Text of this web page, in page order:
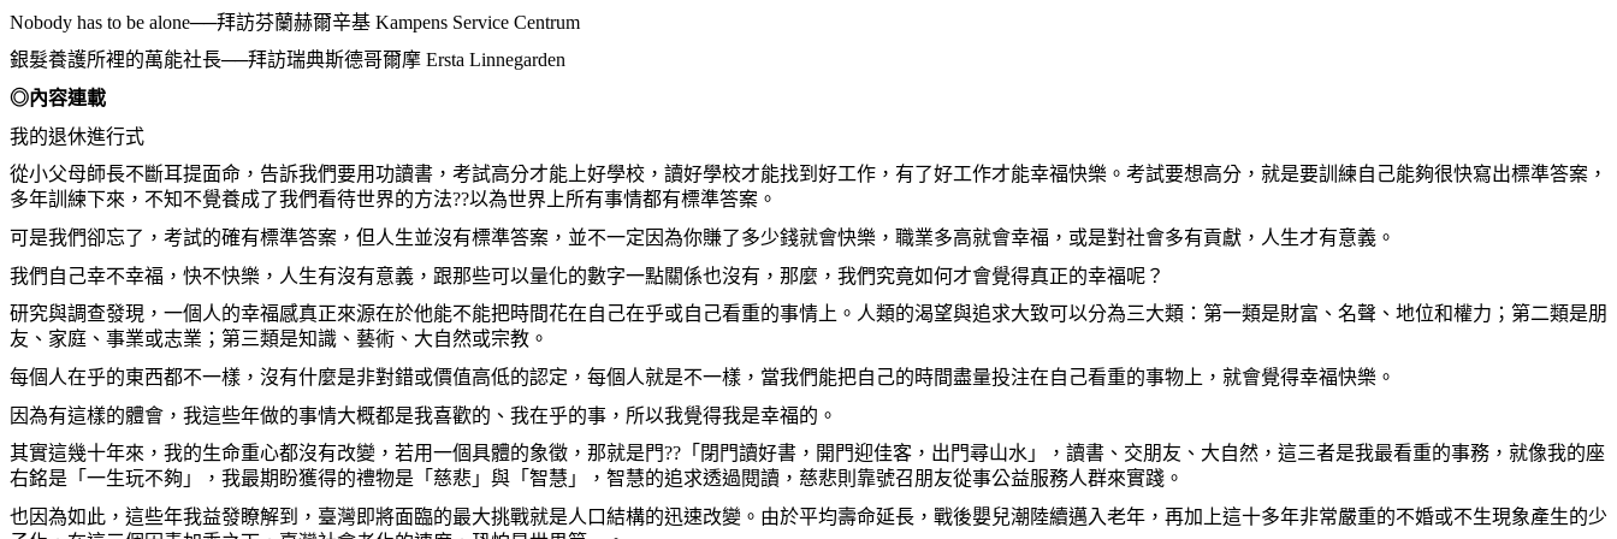
Nobody has to be alone──拜訪芬蘭赫爾辛基 Kampens Service Centrum
銀髮養護所裡的萬能社長──拜訪瑞典斯德哥爾摩 Ersta Linnegarden
◎內容連載
我的退休進行式
從小父母師長不斷耳提面命，告訴我們要用功讀書，考試高分才能上好學校，讀好學校才能找到好工作，有了好工作才能幸福快樂。考試要想高分，就是要訓練自己能夠很快寫出標準答案，
多年訓練下來，不知不覺養成了我們看待世界的方法??以為世界上所有事情都有標準答案。
可是我們卻忘了，考試的確有標準答案，但人生並沒有標準答案，並不一定因為你賺了多少錢就會快樂，職業多高就會幸福，或是對社會多有貢獻，人生才有意義。
我們自己幸不幸福，快不快樂，人生有沒有意義，跟那些可以量化的數字一點關係也沒有，那麼，我們究竟如何才會覺得真正的幸福呢？
研究與調查發現，一個人的幸福感真正來源在於他能不能把時間花在自己在乎或自己看重的事情上。人類的渴望與追求大致可以分為三大類：第一類是財富、名聲、地位和權力；第二類是朋
友、家庭、事業或志業；第三類是知識、藝術、大自然或宗教。
每個人在乎的東西都不一樣，沒有什麼是非對錯或價值高低的認定，每個人就是不一樣，當我們能把自己的時間盡量投注在自己看重的事物上，就會覺得幸福快樂。
因為有這樣的體會，我這些年做的事情大概都是我喜歡的、我在乎的事，所以我覺得我是幸福的。
其實這幾十年來，我的生命重心都沒有改變，若用一個具體的象徵，那就是門??「閉門讀好書，開門迎佳客，出門尋山水」，讀書、交朋友、大自然，這三者是我最看重的事務，就像我的座
右銘是「一生玩不夠」，我最期盼獲得的禮物是「慈悲」與「智慧」，智慧的追求透過閱讀，慈悲則靠號召朋友從事公益服務人群來實踐。
也因為如此，這些年我益發瞭解到，臺灣即將面臨的最大挑戰就是人口結構的迅速改變。由於平均壽命延長，戰後嬰兒潮陸續邁入老年，再加上這十多年非常嚴重的不婚或不生現象產生的少